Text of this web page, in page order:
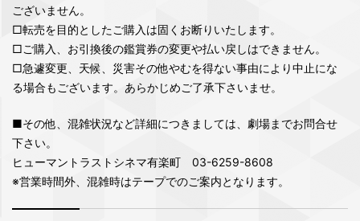
ございません。
□転売を目的としたご購入は固くお断りいたします。
□ご購入、お引換後の鑑賞券の変更や払い戻しはできません。
□急遽変更、天候、災害その他やむを得ない事由により中止にな
る場合もございます。あらかじめご了承下さいませ。
■その他、混雑状況など詳細につきましては、劇場までお問合せ
下さい。
ヒューマントラストシネマ有楽町 03-6259-8608
※営業時間外、混雑時はテープでのご案内となります。